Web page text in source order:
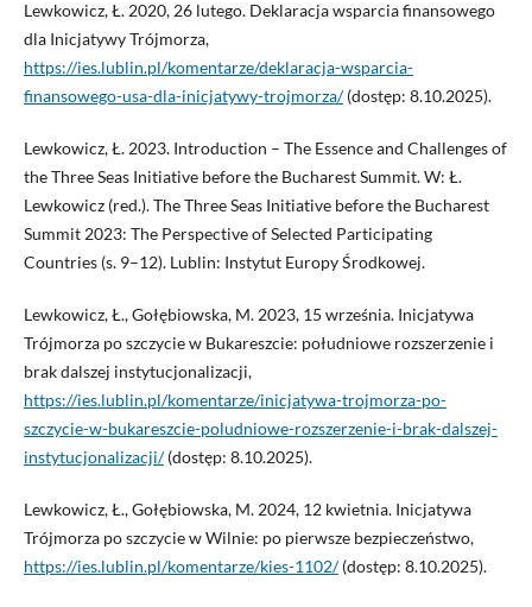
Lewkowicz, Ł. 2020, 26 lutego. Deklaracja wsparcia finansowego
dla Inicjatywy Trójmorza,
https://ies.lublin.pl/komentarze/deklaracja-wsparcia-
finansowego-usa-dla-inicjatywy-trojmorza/(dostęp: 8.10.2025).
Lewkowicz, Ł. 2023. Introduction – The Essence and Challenges of
the Three Seas Initiative before the Bucharest Summit. W: Ł.
Lewkowicz (red.). The Three Seas Initiative before the Bucharest
Summit 2023: The Perspective of Selected Participating
Countries (s. 9–12). Lublin: Instytut Europy Środkowej.
Lewkowicz, Ł., Gołębiowska, M. 2023, 15 września. Inicjatywa
Trójmorza po szczycie w Bukareszcie: południowe rozszerzenie i
brak dalszej instytucjonalizacji,
https://ies.lublin.pl/komentarze/inicjatywa-trojmorza-po-
szczycie-w-bukareszcie-poludniowe-rozszerzenie-i-brak-dalszej-
instytucjonalizacji/(dostęp: 8.10.2025).
Lewkowicz, Ł., Gołębiowska, M. 2024, 12 kwietnia. Inicjatywa
Trójmorza po szczycie w Wilnie: po pierwsze bezpieczeństwo,
https://ies.lublin.pl/komentarze/kies-1102/(dostęp: 8.10.2025).